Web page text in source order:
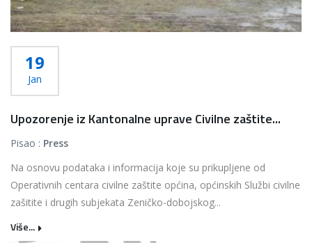
19
Jan
Upozorenje iz Kantonalne uprave Civilne zaštite...
Pisao : Press
Na osnovu podataka i informacija koje su prikupljene od
Operativnih centara civilne zaštite općina, općinskih Službi civilne
zašitite i drugih subjekata Zeničko-dobojskog...
Više...